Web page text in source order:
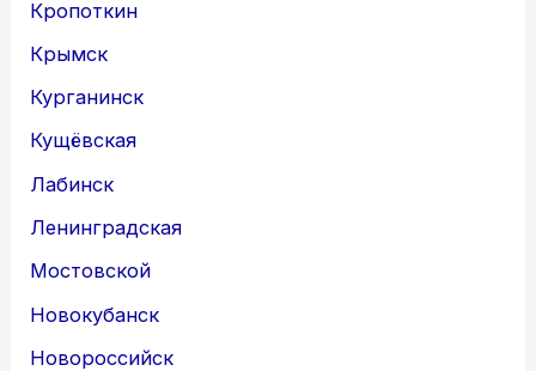
Кропоткин
Крымск
Курганинск
Кущёвская
Лабинск
Ленинградская
Мостовской
Новокубанск
Новороссийск